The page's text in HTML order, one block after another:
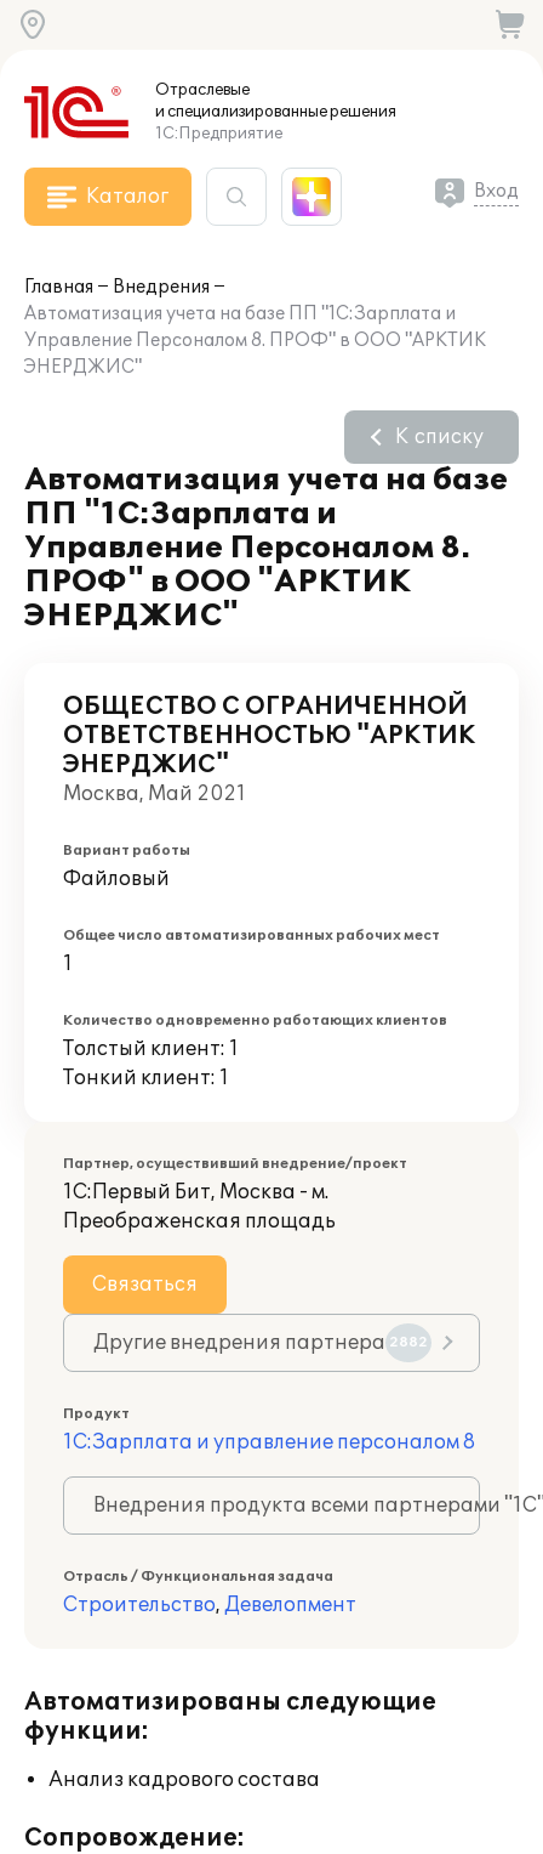
Отраслевые
и специализированныерешения
1С:Предприятие
Каталог Вход
Главная
Внедрения
Автоматизация учета на базе ПП "1С:Зарплата и
Управление Персоналом 8. ПРОФ" в ООО "АРКТИК
ЭНЕРДЖИС"
Автоматизация учета на базе
ПП "1С:Зарплата и
Управление Персоналом 8.
ПРОФ" в ООО "АРКТИК
ЭНЕРДЖИС"
К списку
ОБЩЕСТВО С ОГРАНИЧЕННОЙ
ОТВЕТСТВЕННОСТЬЮ "АРКТИК
ЭНЕРДЖИС"
Москва, Май 2021
Вариант работы
Файловый
Общее число автоматизированных рабочих мест
1
Количество одновременно работающих клиентов
Толстый клиент: 1
Тонкий клиент: 1
Партнер, осуществивший внедрение/проект
1С:Первый Бит, Москва - м.
Преображенская площадь
Связаться
Другие внедрения партнера 2882
Продукт
1С:Зарплата и управление персоналом 8
Внедрения продукта всеми партнерами
Отрасль / Функциональная задача
Строительство, Девелопмент
Автоматизированы следующие
функции:
Анализ кадрового состава
Сопровождение: